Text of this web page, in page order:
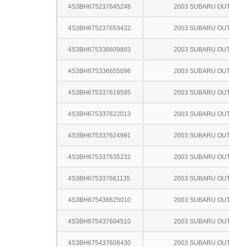
4S3BH675237645248 2003 SUBARU
4S3BH675237653432 2003 SUBARU
4S3BH675336609803 2003 SUBARU
4S3BH675336655096 2003 SUBARU
4S3BH675337619595 2003 SUBARU
4S3BH675337622013 2003 SUBARU
4S3BH675337624991 2003 SUBARU
4S3BH675337635232 2003 SUBARU
4S3BH675337661135 2003 SUBARU
4S3BH675436625010 2003 SUBARU
4S3BH675437604510 2003 SUBARU
4S3BH675437608430 2003 SUBARU